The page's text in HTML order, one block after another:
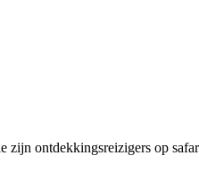
ontdekkingsreizigers op